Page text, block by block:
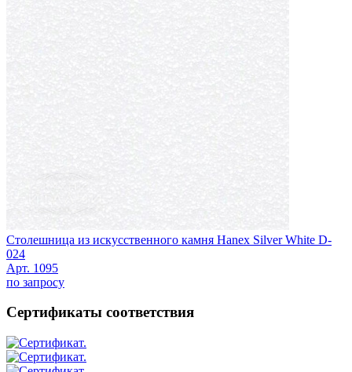
Столешница из искусственного камня Hanex Silver White D-
024
Арт. 1095
по запросу
Сертификаты соответствия